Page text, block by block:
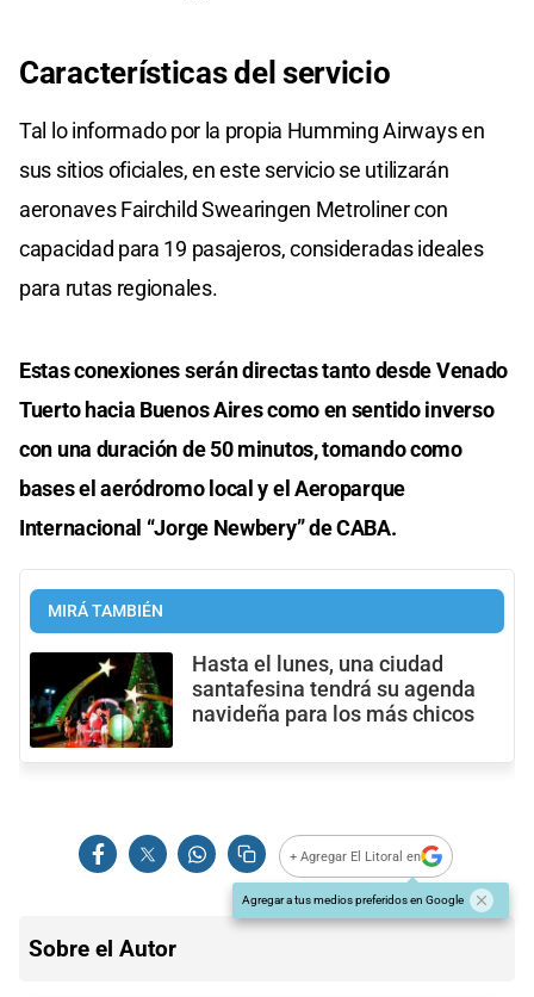
Características del servicio
Tal lo informado por la propia Humming Airways en
sus sitios oficiales, en este servicio se utilizarán
aeronaves Fairchild Swearingen Metroliner con
capacidad para 19 pasajeros, consideradas ideales
para rutas regionales.
Estas conexiones serán directas tanto desde Venado
Tuerto hacia Buenos Aires como en sentido inverso
con una duración de 50 minutos, tomando como
bases el aeródromo local y el Aeroparque
Internacional “Jorge Newbery” de CABA.
MIRÁ TAMBIÉN
Hasta el lunes, una ciudad
santafesina tendrá su agenda
navideña para los más chicos
+ Agregar El Litoral en
Agregar a tus medios preferidos en Google
Sobre el Autor